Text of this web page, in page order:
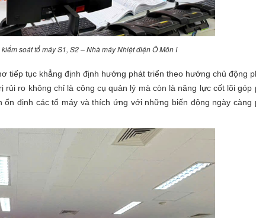
soát tổ máy S1, S2 – Nhà máy Nhiệt điện Ô Môn I
tiếp tục khẳng định định hướng phát triển theo hướng chủ động
ro không chỉ là công cụ quản lý mà còn là năng lực cốt lõi góp
định các tổ máy và thích ứng với những biến động ngày càng